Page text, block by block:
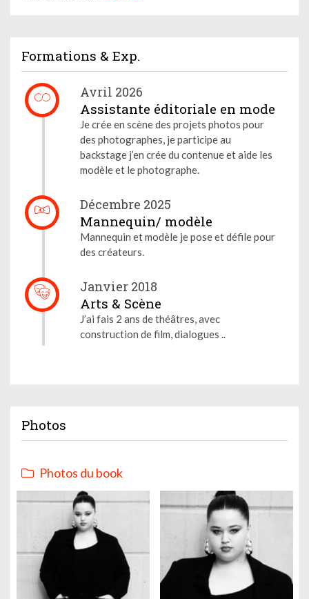
Formations & Exp.
Avril 2026
Assistante éditoriale en mode
Je crée en scène des projets photos pour
des photographes, je participe au
backstage j’en crée du contenue et aide les
modèle et le photographe.
Décembre 2025
Mannequin/ modèle
Mannequin et modèle je pose et défile pour
des créateurs.
Janvier 2018
Arts & Scène
J’ai fais 2 ans de théâtres, avec
construction de film, dialogues ..
Photos
Photos du book